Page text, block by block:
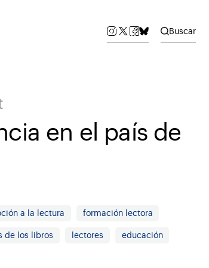
Buscar
en el país de
a la lectura formación lectora
de los libros lectores educación